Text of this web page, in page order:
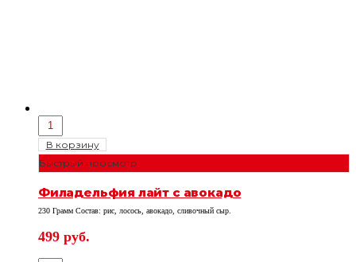
В корзину
Быстрый просмотр
Филадельфия лайт с авокадо
230 Грамм Состав: рис, лосось, авокадо, сливочный сыр.
499 руб.